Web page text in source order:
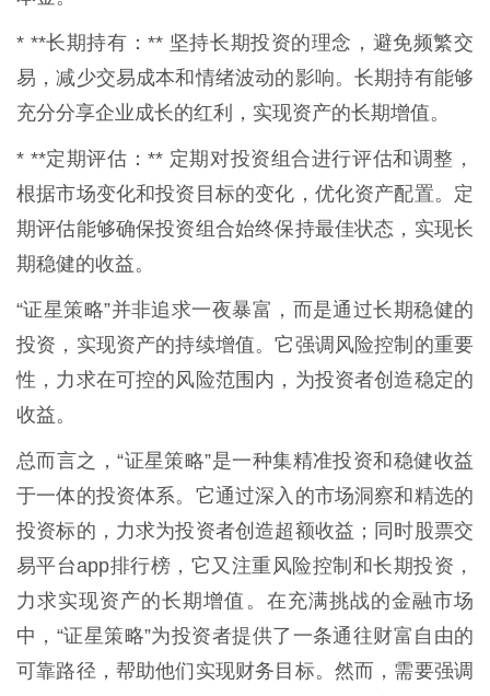
* **长期持有：** 坚持长期投资的理念，避免频繁交
易，减少交易成本和情绪波动的影响。长期持有能够
充分分享企业成长的红利，实现资产的长期增值。
* **定期评估：** 定期对投资组合进行评估和调整，
根据市场变化和投资目标的变化，优化资产配置。定
期评估能够确保投资组合始终保持最佳状态，实现长
期稳健的收益。
“证星策略”并非追求一夜暴富，而是通过长期稳健的
投资，实现资产的持续增值。它强调风险控制的重要
性，力求在可控的风险范围内，为投资者创造稳定的
收益。
总而言之，“证星策略”是一种集精准投资和稳健收益
于一体的投资体系。它通过深入的市场洞察和精选的
投资标的，力求为投资者创造超额收益；同时股票交
易平台app排行榜，它又注重风险控制和长期投资，
力求实现资产的长期增值。在充满挑战的金融市场
中，“证星策略”为投资者提供了一条通往财富自由的
可靠路径，帮助他们实现财务目标。然而，需要强调